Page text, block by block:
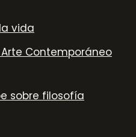
vida
Contemporáneo
sobre filosofía